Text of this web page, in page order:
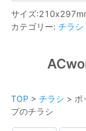
サイズ:210x297
カテゴリー: チラシ
TOP > チラシ > ポ
プのチラシ